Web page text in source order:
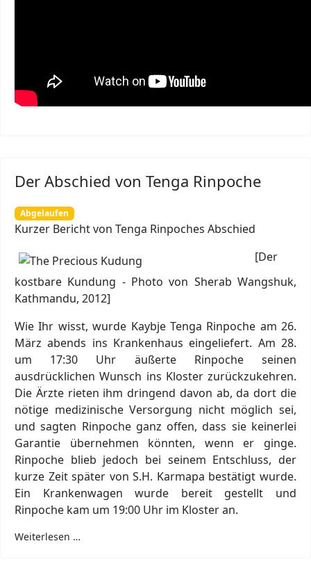
Der Abschied von Tenga Rinpoche
Abgelaufen
Kurzer Bericht von Tenga Rinpoches Abschied
[Der
kostbare Kundung - Photo von Sherab Wangshuk,
Kathmandu, 2012]
Wie Ihr wisst, wurde Kaybje Tenga Rinpoche am 26.
März abends ins Krankenhaus eingeliefert. Am 28.
um 17:30 Uhr äußerte Rinpoche seinen
ausdrücklichen Wunsch ins Kloster zurückzukehren.
Die Ärzte rieten ihm dringend davon ab, da dort die
nötige medizinische Versorgung nicht möglich sei,
und sagten Rinpoche ganz offen, dass sie keinerlei
Garantie übernehmen könnten, wenn er ginge.
Rinpoche blieb jedoch bei seinem Entschluss, der
kurze Zeit später von S.H. Karmapa bestätigt wurde.
Ein Krankenwagen wurde bereit gestellt und
Rinpoche kam um 19:00 Uhr im Kloster an.
Weiterlesen …